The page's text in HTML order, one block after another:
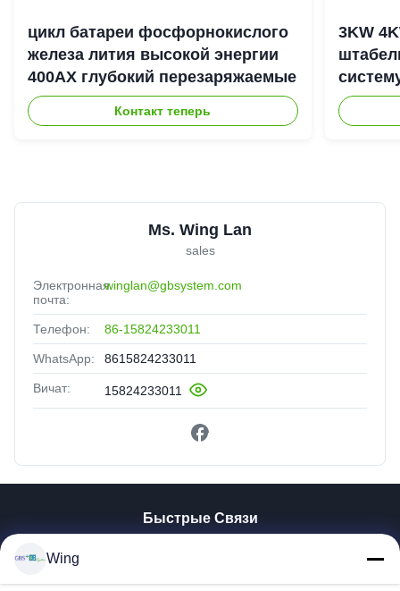
цикл батареи фосфорнокислого
железа лития высокой энергии
400АХ глубокий перезаряжаемые
Контакт теперь
3KW
Ms. Wing Lan
sales
Электронная
почта:
winglan@gbsystem.com
Телефон: 86-15824233011
WhatsApp: 8615824233011
Вичат: 15824233011
Быстрые Связи
Wing